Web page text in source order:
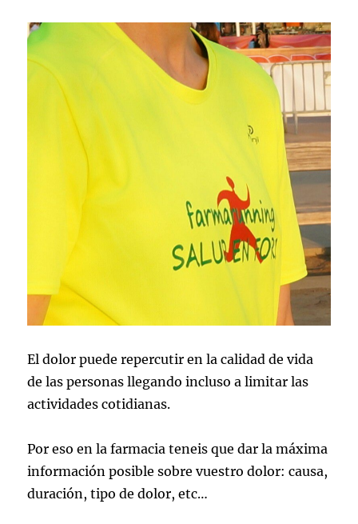
El dolor puede repercutir en la calidad de vida
de las personas llegando incluso a limitar las
actividades cotidianas.
Por eso en la farmacia teneis que dar la máxima
información posible sobre vuestro dolor: causa,
duración, tipo de dolor, etc…